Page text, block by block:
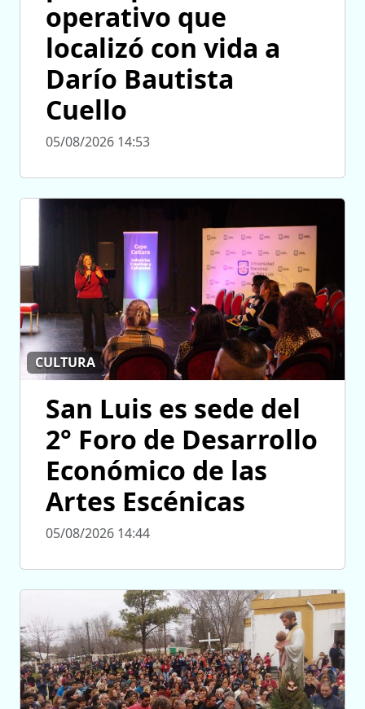
operativo que
localizó con vida a
Darío Bautista
Cuello
05/08/2026 14:53
CULTURA
San Luis es sede del
2° Foro de Desarrollo
Económico de las
Artes Escénicas
05/08/2026 14:44